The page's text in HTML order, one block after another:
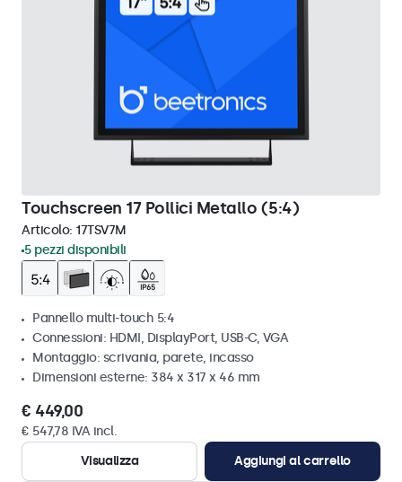
Touchscreen 17 Pollici Metallo (5:4)
Articolo: 17TSV7M
5 pezzi disponibili
Pannello multi-touch 5:4
Connessioni: HDMI, DisplayPort, USB-C, VGA
Montaggio: scrivania, parete, incasso
Dimensioni esterne: 384 x 317 x 46 mm
€ 449,00
€ 547,78 IVA incl.
Visualizza
Aggiungi al carrello